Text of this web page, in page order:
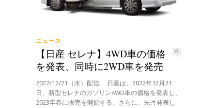
ニュース
0
【日産 セレナ】4WD車の価格
を発表、同時に2WD車を発売
2022/12/21（水）配信 日産は、2022年12月21
日、新型セレナのガソリン4WD車の価格を発表し、
2023年春に販売を開始する。さらに、先月発表し